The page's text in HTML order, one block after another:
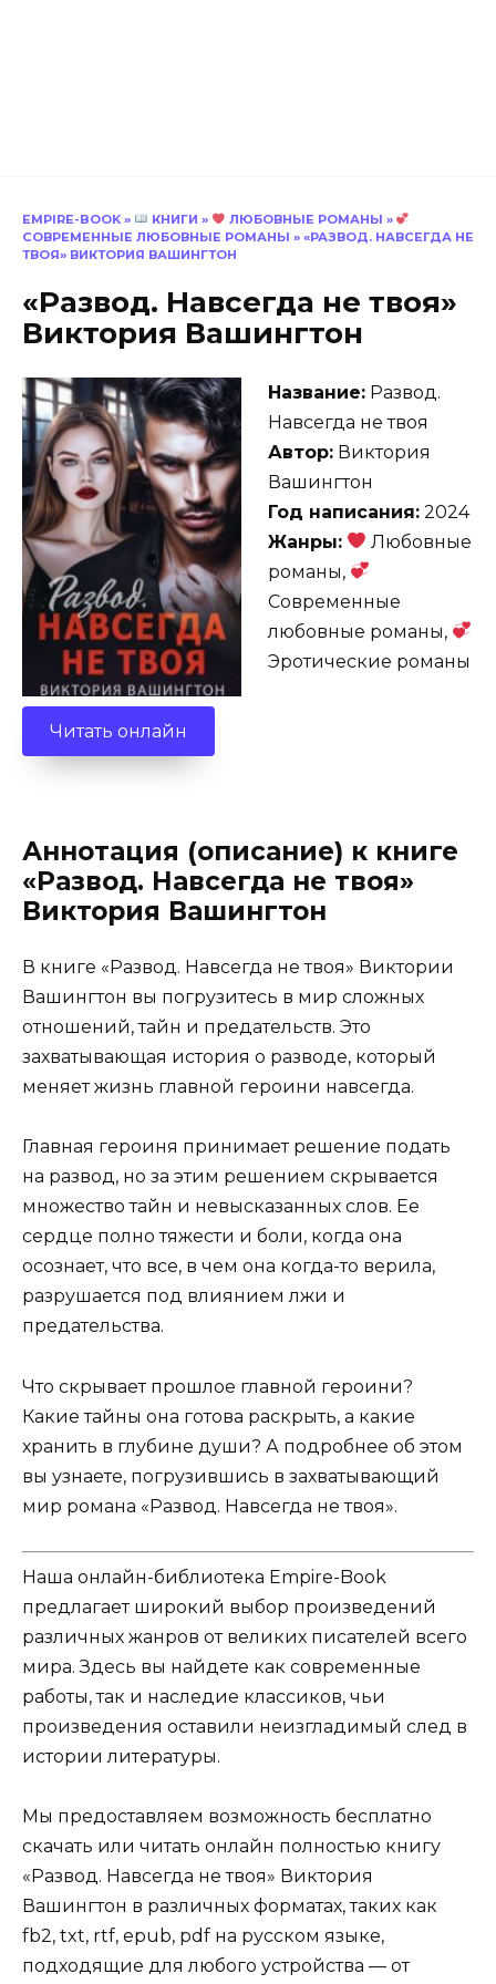
EMPIRE-BOOK » КНИГИ » ЛЮБОВНЫЕ РОМАНЫ »
СОВРЕМЕННЫЕ ЛЮБОВНЫЕ РОМАНЫ » «РАЗВОД. НАВСЕГДА НЕ
ТВОЯ» ВИКТОРИЯ ВАШИНГТОН
«Развод. Навсегда не твоя»
Виктория Вашингтон
Название: Развод.
Навсегда не твоя
Автор: Виктория
Вашингтон
Год написания: 2024
Жанры:
Любовные
романы,
Современные
любовные романы,
Эротические романы
Читать онлайн
Аннотация (описание) к книге
«Развод. Навсегда не твоя»
Виктория Вашингтон
В книге «Развод. Навсегда не твоя» Виктории
Вашингтон вы погрузитесь в мир сложных
отношений, тайн и предательств. Это
захватывающая история о разводе, который
меняет жизнь главной героини навсегда.
Главная героиня принимает решение подать
на развод, но за этим решением скрывается
множество тайн и невысказанных слов. Ее
сердце полно тяжести и боли, когда она
осознает, что все, в чем она когда-то верила,
разрушается под влиянием лжи и
предательства.
Что скрывает прошлое главной героини?
Какие тайны она готова раскрыть, а какие
хранить в глубине души? А подробнее об этом
вы узнаете, погрузившись в захватывающий
мир романа «Развод. Навсегда не твоя».
Наша онлайн-библиотека Empire-Book
предлагает широкий выбор произведений
различных жанров от великих писателей всего
мира. Здесь вы найдете как современные
работы, так и наследие классиков, чьи
произведения оставили неизгладимый след в
истории литературы.
Мы предоставляем возможность бесплатно
скачать или читать онлайн полностью книгу
«Развод. Навсегда не твоя» Виктория
Вашингтон в различных форматах, таких как
fb2, txt, rtf, epub, pdf на русском языке,
подходящие для любого устройства — от